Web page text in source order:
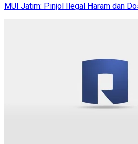
MUI Jatim: Pinjol Ilegal Haram dan